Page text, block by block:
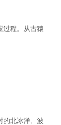
过程。从古猿
的北冰洋、波